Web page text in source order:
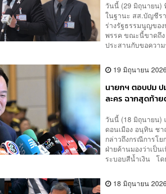
วันนี้ (29 มิถุนายน)
ในฐานะ สส.บัญชีร
ร่างรัฐธรรมนูญของ
พรรค ขณะนี้ขาดถึง
ประสานกับขอความ
19 มิถุนายน 2026
นายกฯ ตอบปม ป
ละคร ฉากสุดท้า
วันนี้ (18 มิถุนายน)
ดอนเมือง อนุทิน ช
กล่าวถึงกรณีการโย
ฝ่ายค้านมองว่าเป็น
ระบอบสีน้ำเงิน โด
18 มิถุนายน 2026